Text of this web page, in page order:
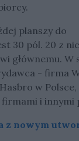
planszy do
30 pól. 20 z
głównemu. W
- firma
w Polsce,
i innymi
z nowym